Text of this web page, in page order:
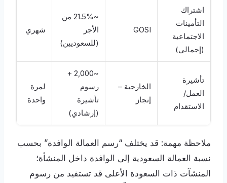
اشتراك
التأمينات
الاجتماعية
(إجمالي)
GOSI
~21.5% من
الأجر
(للسعوديين)
شهري
تأشيرة
العمل/
الاستقدام
الخارجية –
إنجاز
~2,000 +
رسوم
تأشيرة
(إرشادي)
لمرة
واحدة
ملاحظة مهمة: قد يختلف “رسم العمالة الوافدة” بحسب
نسبة العمالة السعودية إلى الوافدة داخل المنشأة؛
المنشآت ذات السعودة الأعلى قد تستفيد من رسوم